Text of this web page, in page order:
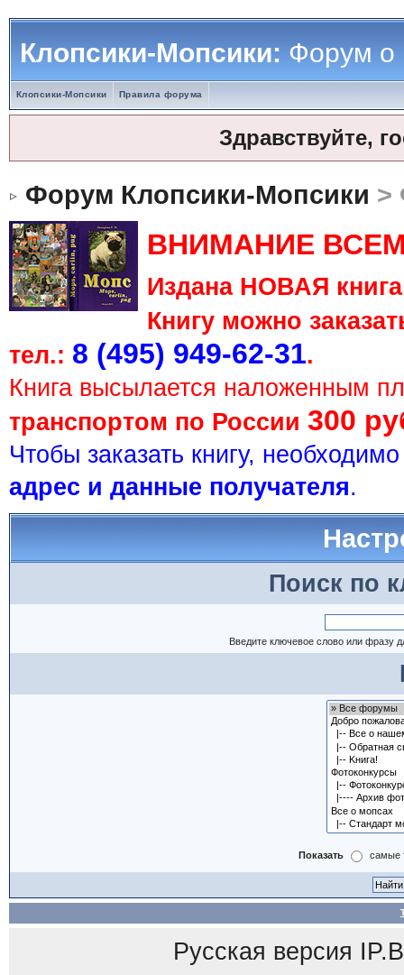
Клопсики-Мопсики:Форум о
Клопсики-Мопсики Правила форума
Здравствуйте,
Форум Клопсики-Мопсики >
ВНИМАНИЕ
Издана НОВАЯ
Книгу можно
тел.: 8 (495) 949-62-31.
Книга высылается наложенным
транспортом по России 300
Чтобы заказать книгу,
адрес и данные получателя.
Поиск по
Введите ключевое слово или фразу
Показать самые
Русская версия